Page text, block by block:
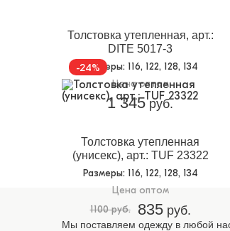
Толстовка утепленная, арт.:
DITE 5017-3
Размеры: 116, 122, 128, 134
Цена оптом
1 345руб.
-24%
Толстовка утепленная
(унисекс), арт.: TUF 23322
Размеры: 116, 122, 128, 134
Цена оптом
1100 руб.
835руб.
Мы поставляем одежду в любой